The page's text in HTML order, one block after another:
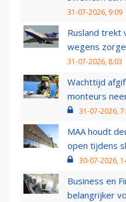
31-07-2026, 9:09
Rusland trekt
wegens
31-07-2026, 8:03
Wachttijd
monteurs
31-07-2026,
MAA houdt
open tijdens
30-07-2026,
Business en
belangrijker